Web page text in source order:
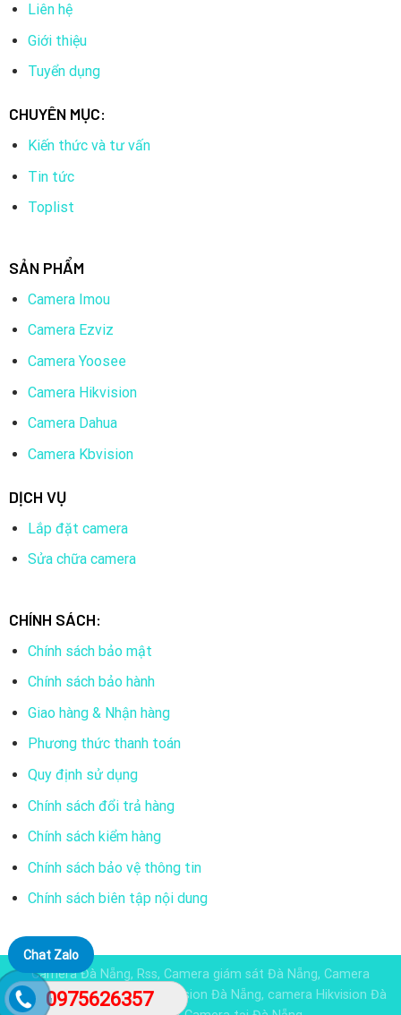
Liên hệ
Giới thiệu
Tuyển dụng
CHUYÊN MỤC:
Kiến thức và tư vấn
Tin tức
Toplist
SẢN PHẨM
Camera Imou
Camera Ezviz
Camera Yoosee
Camera Hikvision
Camera Dahua
Camera Kbvision
DỊCH VỤ
Lắp đặt camera
Sửa chữa camera
CHÍNH SÁCH:
Chính sách bảo mật
Chính sách bảo hành
Giao hàng & Nhận hàng
Phương thức thanh toán
Quy định sử dụng
Chính sách đổi trả hàng
Chính sách kiểm hàng
Chính sách bảo vệ thông tin
Chính sách biên tập nội dung
Camera Đà Nẵng, Rss, Camera giám sát Đà Nẵng, Camera
Dahua đà nẵng, Camera KBvision Đà Nẵng, camera Hikvision Đà
Chat Zalo
0975626357